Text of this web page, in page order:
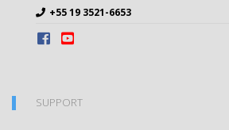
+55 19 3521-6653
SUPPORT